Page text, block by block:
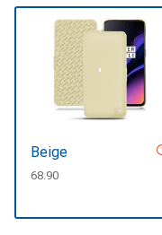
Beige
CHF
68.90